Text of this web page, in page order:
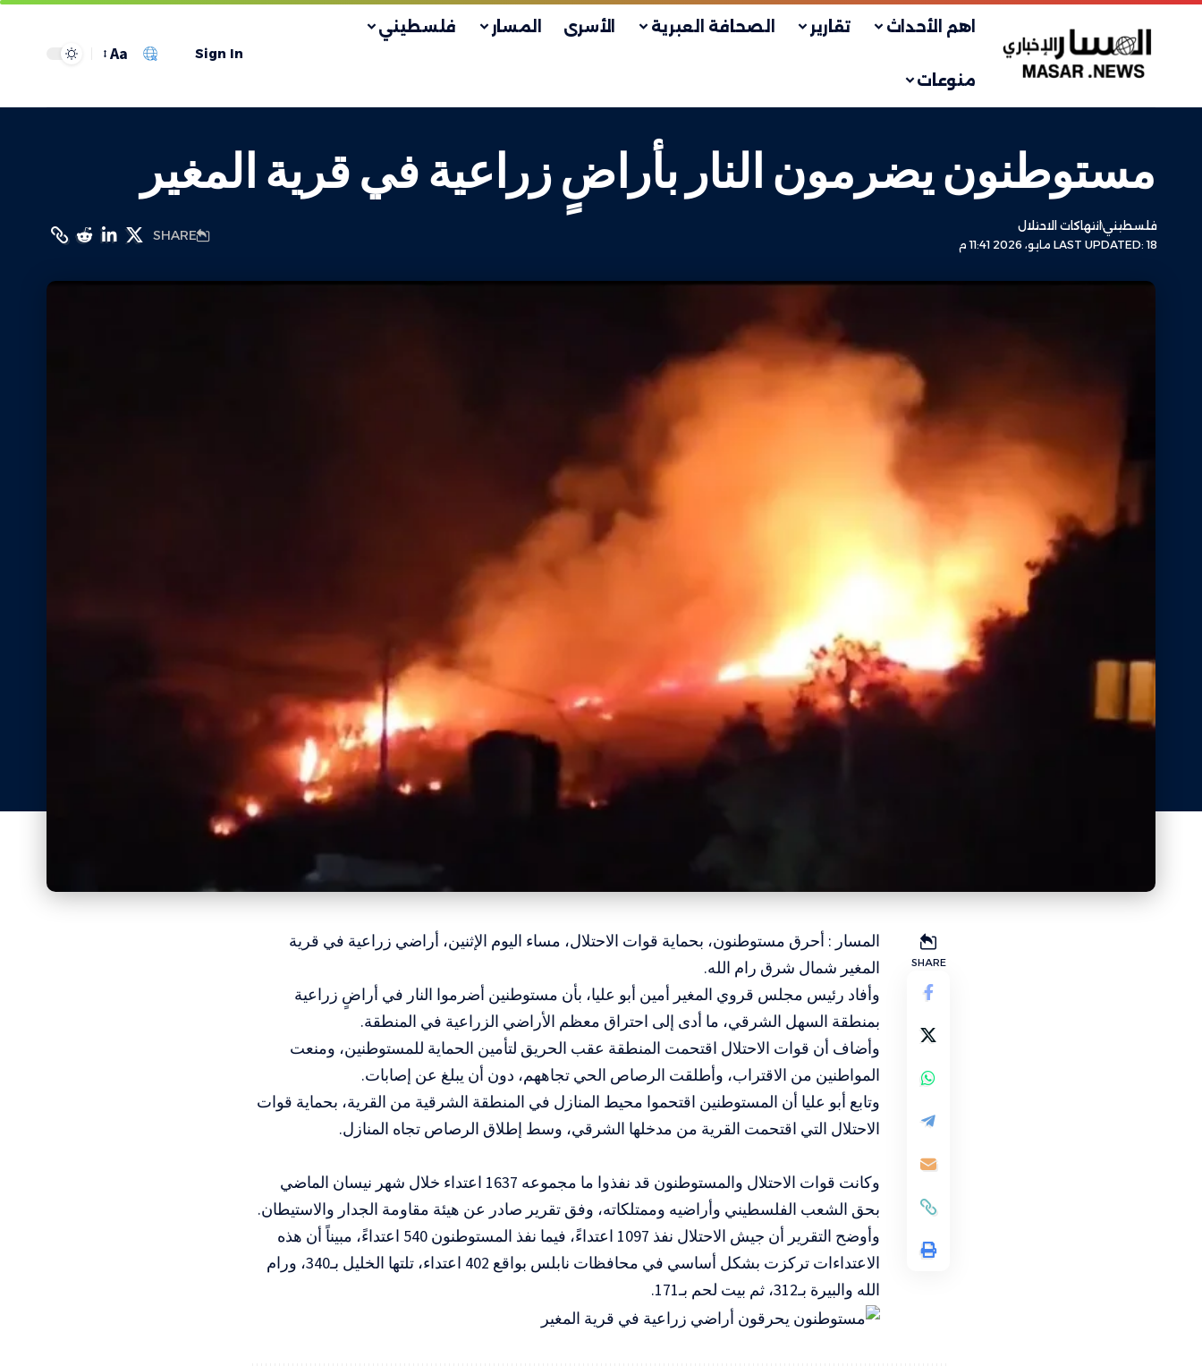
اهم الأحداث تقارير الصحافة العبرية الأسرى المسار فلسطيني
منوعات
Sign In
Aa
مستوطنون يضرمون النار بأراضٍ زراعية في قرية المغير
LAST UPDATED: 18 مايو، 2026 11:41 م
فلسطينيانتهاكات الاحتلال
SHARE
SHARE
المسار : أحرق مستوطنون، بحماية قوات الاحتلال، مساء اليوم الإثنين، أراضي زراعية في قرية
المغير شمال شرق رام الله.
وأفاد رئيس مجلس قروي المغير أمين أبو عليا، بأن مستوطنين أضرموا النار في أراضٍ زراعية
بمنطقة السهل الشرقي، ما أدى إلى احتراق معظم الأراضي الزراعية في المنطقة.
وأضاف أن قوات الاحتلال اقتحمت المنطقة عقب الحريق لتأمين الحماية للمستوطنين، ومنعت
المواطنين من الاقتراب، وأطلقت الرصاص الحي تجاههم، دون أن يبلغ عن إصابات.
وتابع أبو عليا أن المستوطنين اقتحموا محيط المنازل في المنطقة الشرقية من القرية، بحماية قوات
الاحتلال التي اقتحمت القرية من مدخلها الشرقي، وسط إطلاق الرصاص تجاه المنازل.
وكانت قوات الاحتلال والمستوطنون قد نفذوا ما مجموعه 1637 اعتداء خلال شهر نيسان الماضي
بحق الشعب الفلسطيني وأراضيه وممتلكاته، وفق تقرير صادر عن هيئة مقاومة الجدار والاستيطان.
وأوضح التقرير أن جيش الاحتلال نفذ 1097 اعتداءً، فيما نفذ المستوطنون 540 اعتداءً، مبيناً أن هذه
الاعتداءات تركزت بشكل أساسي في محافظات نابلس بواقع 402 اعتداء، تلتها الخليل بـ340، ورام
الله والبيرة بـ312، ثم بيت لحم بـ171.